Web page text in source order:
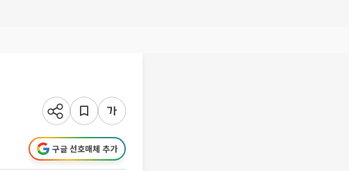
구글 선호매체 추가